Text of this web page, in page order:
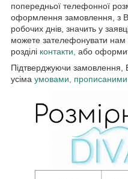
попередньої телефонної
оформлення замовлення, з
робочих днів, значить у
можете зателефонувати
розділі контакти, або
Підтверджуючи замовлення,
усіма умовами, прописаними